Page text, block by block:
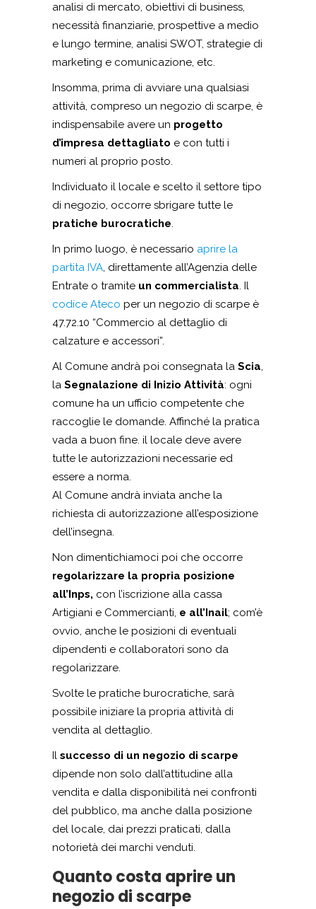
analisi di mercato, obiettivi di business,
necessità finanziarie, prospettive a medio
e lungo termine, analisi SWOT, strategie di
marketing e comunicazione, etc.
Insomma, prima di avviare una qualsiasi
attività, compreso un negozio di scarpe, è
indispensabile avere un progetto
d’impresa dettagliato e con tutti i
numeri al proprio posto.
Individuato il locale e scelto il settore tipo
di negozio, occorre sbrigare tutte le
pratiche burocratiche.
In primo luogo, è necessario aprire la
partita IVA, direttamente all’Agenzia delle
Entrate o tramite un commercialista. Il
codice Ateco per un negozio di scarpe è
47.72.10 “Commercio al dettaglio di
calzature e accessori”.
Al Comune andrà poi consegnata la Scia,
la Segnalazione di Inizio Attività: ogni
comune ha un ufficio competente che
raccoglie le domande. Affinché la pratica
vada a buon fine. il locale deve avere
tutte le autorizzazioni necessarie ed
essere a norma.
Al Comune andrà inviata anche la
richiesta di autorizzazione all’esposizione
dell’insegna.
Non dimentichiamoci poi che occorre
regolarizzare la propria posizione
all’Inps, con l’iscrizione alla cassa
Artigiani e Commercianti, e all’Inail; com’è
ovvio, anche le posizioni di eventuali
dipendenti e collaboratori sono da
regolarizzare.
Svolte le pratiche burocratiche, sarà
possibile iniziare la propria attività di
vendita al dettaglio.
Il successo di un negozio di scarpe
dipende non solo dall’attitudine alla
vendita e dalla disponibilità nei confronti
del pubblico, ma anche dalla posizione
del locale, dai prezzi praticati, dalla
notorietà dei marchi venduti.
Quanto costa aprire un
negozio di scarpe